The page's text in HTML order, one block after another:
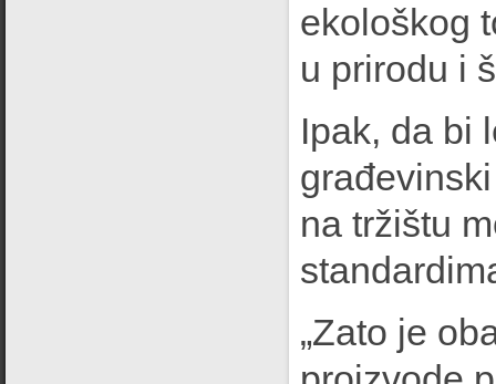
ekološkog
u prirodu i
Ipak, da bi
na tržištu
„Zato je